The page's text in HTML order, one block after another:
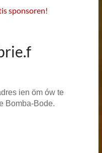
ien öm ów te
Bomba-Bode.